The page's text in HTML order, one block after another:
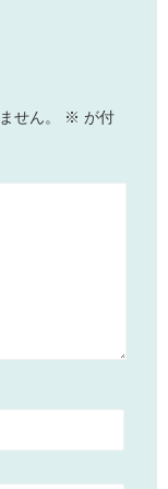
せん。 ※ が付